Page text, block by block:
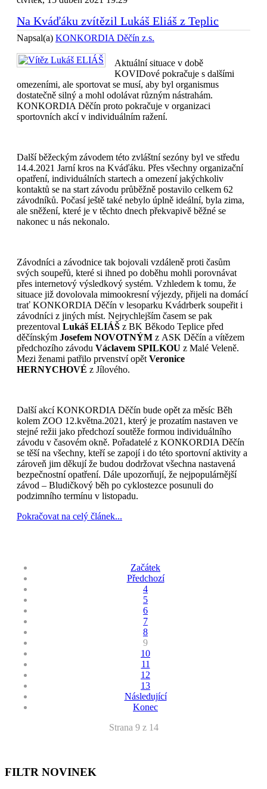
Na Kváďáku zvítězil Lukáš Eliáš z Teplic
Napsal(a) KONKORDIA Děčín z.s.
Aktuální situace v době
KOVIDové pokračuje s dalšími
omezeními, ale sportovat se musí, aby byl organismus
dostatečně silný a mohl odolávat různým nástrahám.
KONKORDIA Děčín proto pokračuje v organizaci
sportovních akcí v individuálním ražení.
Další běžeckým závodem této zvláštní sezóny byl ve středu
14.4.2021 Jarní kros na Kváďáku. Přes všechny organizační
opatření, individuálních startech a omezení jakýchkoliv
kontaktů se na start závodu průběžně postavilo celkem 62
závodníků. Počasí ještě také nebylo úplně ideální, byla zima,
ale sněžení, které je v těchto dnech překvapivě běžné se
nakonec u nás nekonalo.
Závodníci a závodnice tak bojovali vzdáleně proti časům
svých soupeřů, které si ihned po doběhu mohli porovnávat
přes internetový výsledkový systém. Vzhledem k tomu, že
situace již dovolovala mimookresní výjezdy, přijeli na domácí
trať KONKORDIA Děčín v lesoparku Kvádrberk soupeřit i
závodníci z jiných míst. Nejrychlejším časem se pak
prezentoval Lukáš ELIÁŠ z BK Běkodo Teplice před
děčínským Josefem NOVOTNÝM z ASK Děčín a vítězem
předchozího závodu Václavem SPILKOU z Malé Veleně.
Mezi ženami patřilo prvenství opět Veronice
HERNYCHOVÉ z Jílového.
Další akcí KONKORDIA Děčín bude opět za měsíc Běh
kolem ZOO 12.května.2021, který je prozatím nastaven ve
stejné režii jako předchozí soutěže formou individuálního
závodu v časovém okně. Pořadatelé z KONKORDIA Děčín
se těší na všechny, kteří se zapojí i do této sportovní aktivity a
zároveň jim děkují že budou dodržovat všechna nastavená
bezpečnostní opatření. Dále upozorňují, že nejpopulárnější
závod – Bludičkový běh po cyklostezce posunuli do
podzimního termínu v listopadu.
Pokračovat na celý článek...
Začátek
Předchozí
4
5
6
7
8
9
10
11
12
13
Následující
Konec
Strana 9 z 14
FILTR NOVINEK